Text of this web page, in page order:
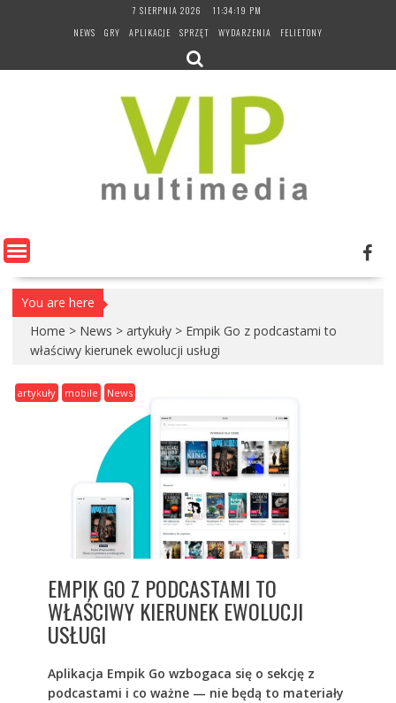
7 SIERPNIA 2026
11:34:20 PM
NEWS
GRY APLIKACJE SPRZĘT WYDARZENIA FELIETONY
You are here
Home > News > artykuły > Empik Go z podcastami to
właściwy kierunek ewolucji usługi
artykuły mobile News
EMPIK GO Z PODCASTAMI TO
WŁAŚCIWY KIERUNEK EWOLUCJI
USŁUGI
Aplikacja Empik Go wzbogaca się o sekcję z
podcastami i co ważne — nie będą to materiały